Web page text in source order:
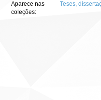
Aparece nas
coleções:
Teses,